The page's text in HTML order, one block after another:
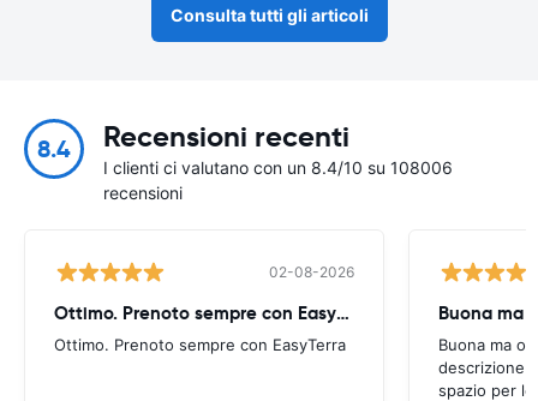
Consulta tutti gli articoli
8.4 Recensioni recenti
I clienti ci valutano con un 8.4/10 su 108006
recensioni
02-08-2026
Ottimo. Prenoto sempre con EasyTerra
Ottimo. Prenoto sempre con EasyTerra
Buona ma
Buona ma
descrizione
spazio per